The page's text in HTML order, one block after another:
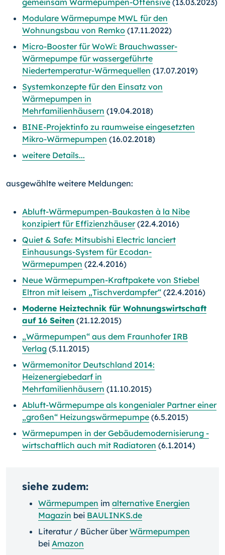
gemeinsam Wärmepumpen-Offensive (13.03.2023)
Modulare Wärmepumpe MWL für den
Wohnungsbau von Remko (17.11.2022)
Micro-Booster für WoWi: Brauchwasser-
Wärmepumpe für wassergeführte
Niedertemperatur-Wärmequellen (17.07.2019)
Systemkonzepte für den Einsatz von
Wärmepumpen in
Mehrfamilienhäusern (19.04.2018)
BINE-Projektinfo zu raumweise eingesetzten
Mikro-Wärmepumpen (16.02.2018)
weitere Details...
ausgewählte weitere Meldungen:
Abluft-Wärmepumpen-Baukasten à la Nibe
konzipiert für Effizienzhäuser(22.4.2016)
Quiet & Safe: Mitsubishi Electric lanciert
Einhausungs-System für Ecodan-
Wärmepumpen (22.4.2016)
Neue Wärmepumpen-Kraftpakete von Stiebel
Eltron mit leisem „Tischverdampfer“ (22.4.2016)
Moderne Heiztechnik für Wohnungswirtschaft
auf 16 Seiten (21.12.2015)
„Wärmepumpen“ aus dem Fraunhofer IRB
Verlag (5.11.2015)
Wärmemonitor Deutschland 2014:
Heizenergiebedarf in
Mehrfamilienhäusern (11.10.2015)
Abluft-Wärmepumpe als kongenialer Partner einer
„großen“ Heizungswärmepumpe (6.5.2015)
Wärmepumpen in der Gebäudemodernisierung -
wirtschaftlich auch mit Radiatoren (6.1.2014)
siehe zudem:
Wärmepumpen im alternative Energien
Magazin bei BAULINKS.de
Literatur / Bücher überWärmepumpen
bei Amazon